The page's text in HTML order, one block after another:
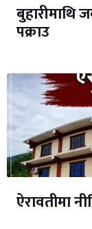
पक्राउ
ऐरावतीमा